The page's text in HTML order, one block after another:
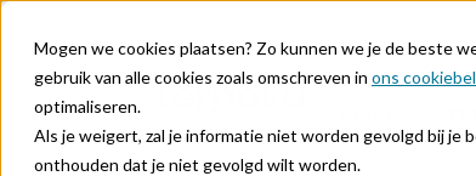
Mogen we cookies plaatsen? Zo kunnen we je de beste
gebruik van alle cookies zoals omschreven in ons
optimaliseren.
Als je weigert, zal je informatie niet worden gevolgd bij je
onthouden dat je niet gevolgd wilt worden.